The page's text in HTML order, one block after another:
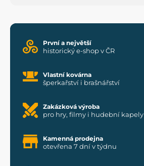
První a největší
historický e-shop v ČR
Vlastní kovárna
šperkařství i brašnářství
Zakázková výroba
pro hry, filmy i hudební kapely
Kamenná prodejna
otevřena 7 dní v týdnu